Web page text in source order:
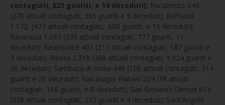
contagiati, 823 guariti, e 14 deceduti); Racalmuto 640
(270 attuali contagiati, 365 guariti e 5 deceduti); Raffadali
1.172 (477 attuali contagiati, 680 guariti, e 15 deceduti);
Ravanusa 1.087 (299 attuali contagiati, 777 guariti, 11
deceduti); Realmonte 401 (211 attuali contagiati, 187 guariti e
3 deceduti); Ribera 2.318 (368 attuali contagiati, 1.924 guariti e
26 deceduti); Sambuca di Sicilia 446 (106 attuali contagiati, 314
guariti e 26 deceduti); San Biagio Platani 204 (38 attuali
contagiati, 158 guariti, e 8 deceduti); San Giovanni Gemini 614
(338 attuali contagiati, 272 guariti e 4 deceduti); Sant’Angelo